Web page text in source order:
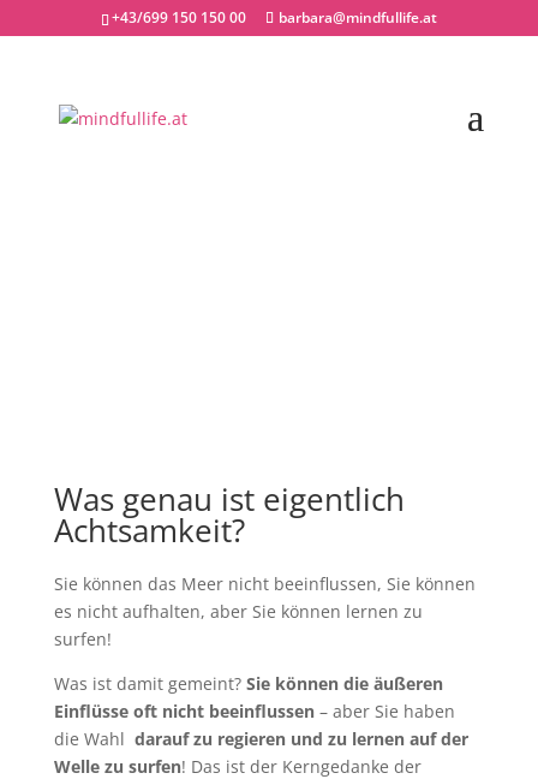
+43/699 150 150 00 barbara@mindfullife.at
Was genau ist eigentlich
Achtsamkeit?
Sie können das Meer nicht beeinflussen, Sie können
es nicht aufhalten, aber Sie können lernen zu
surfen!
Was ist damit gemeint? Sie können die äußeren
Einflüsse oft nicht beeinflussen – aber Sie haben
die Wahl darauf zu regieren und zu lernen auf der
Welle zu surfen! Das ist der Kerngedanke der